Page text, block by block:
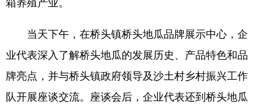
箱养殖产业。
当天下午，在桥头镇桥头地瓜品牌展示中心，企
业代表深入了解桥头地瓜的发展历史、产品特色和品
牌亮点，并与桥头镇政府领导及沙土村乡村振兴工作
队开展座谈交流。座谈会后，企业代表还到桥头地瓜